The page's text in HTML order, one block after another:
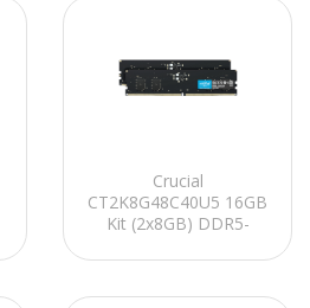
Crucial
CT2K8G48C40U5 16GB
Kit (2x8GB) DDR5-
(16Gbit) PC RAM